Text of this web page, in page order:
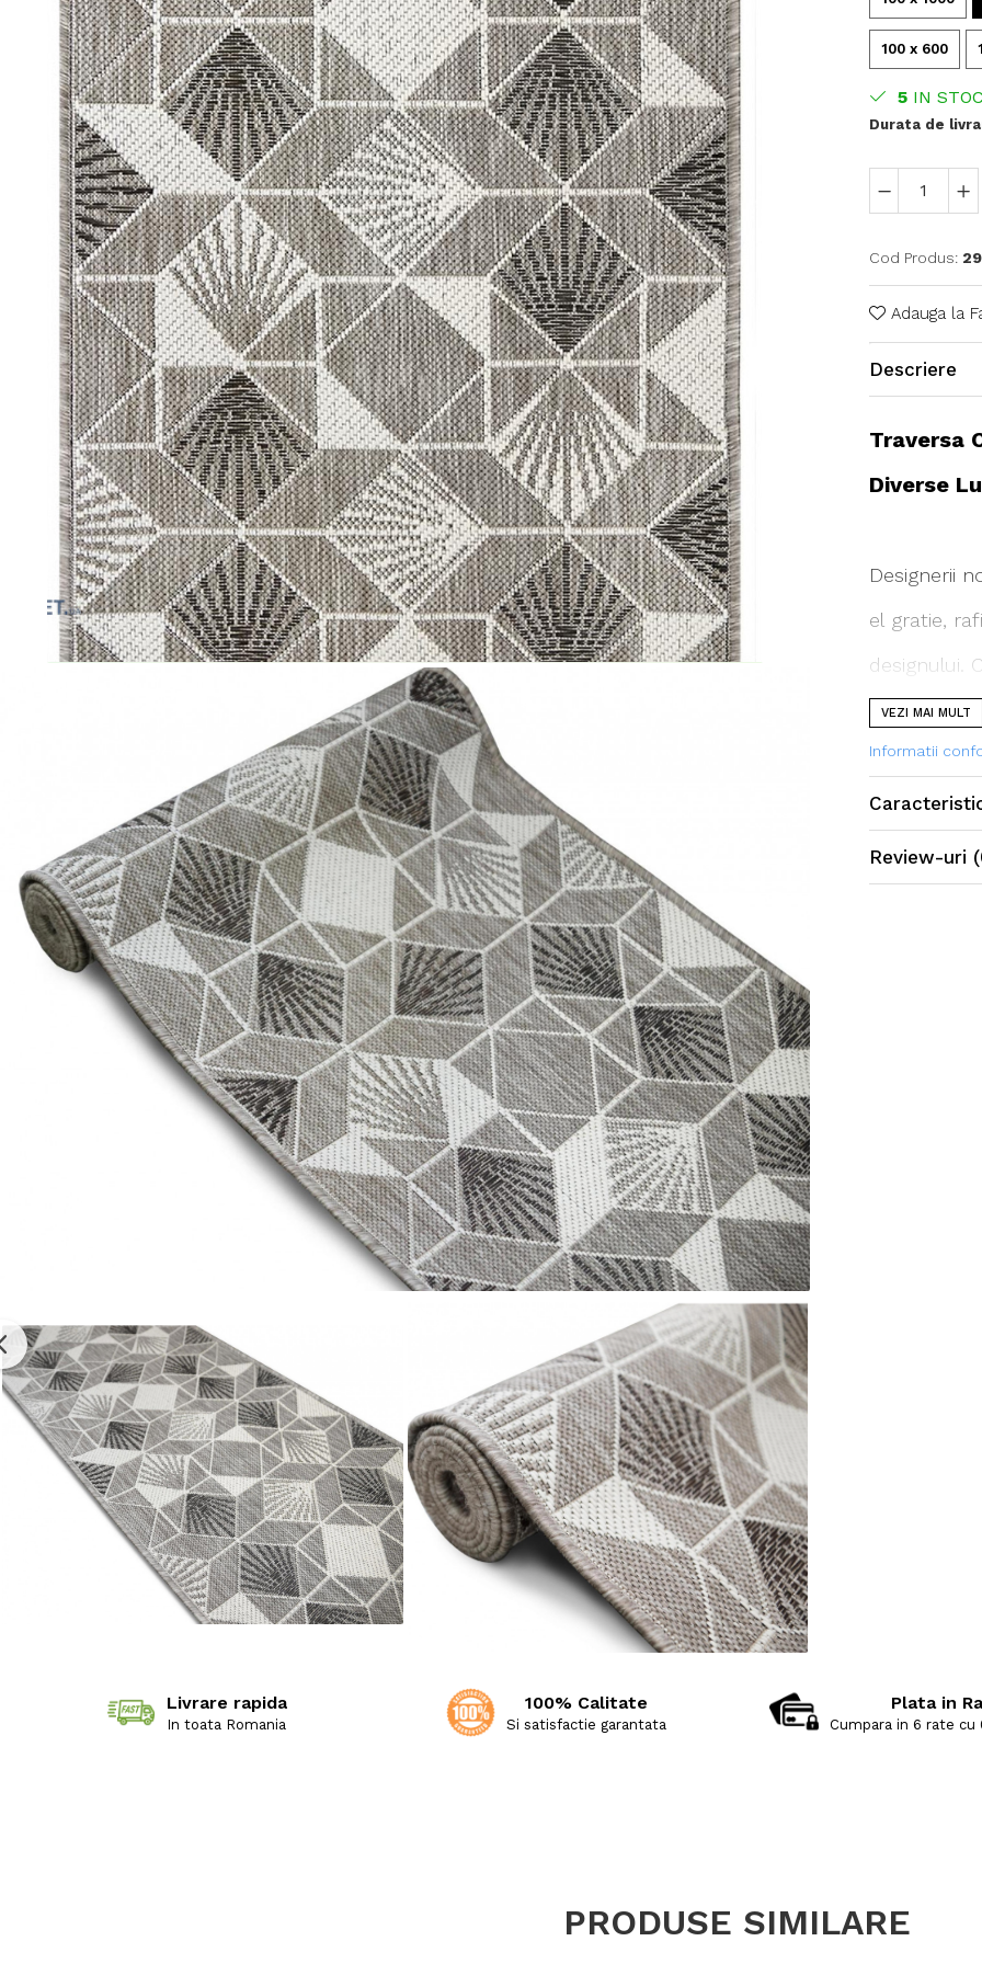
100 x 600
5IN STOC
Durata de
Cod Produs:
Adauga la
Descriere
Traversa
Diverse
Designerii
el gratie,
designului.
cu
Traversa
VEZI MAI MULT
Informatii
Review-uri
Livrare rapida
In toata Romania
100% Calitate
Si satisfactie garantata
Plata in
Cumpara in 6 rate cu
PRODUSE SIMILARE